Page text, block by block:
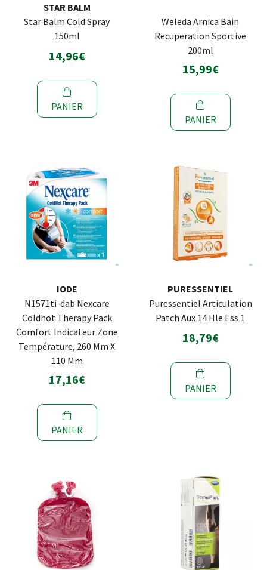
STAR BALM
Star Balm Cold Spray
150ml
14,96€
PANIER
Weleda Arnica Bain
Recuperation Sportive
200ml
15,99€
PANIER
IODE
N1571ti-dab Nexcare
Coldhot Therapy Pack
Comfort Indicateur Zone
Température, 260 Mm X
110 Mm
17,16€
PANIER
PURESSENTIEL
Puressentiel Articulation
Patch Aux 14 Hle Ess 1
18,79€
PANIER